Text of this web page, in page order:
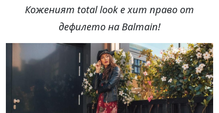
Коженият total lookе хит право от
дефилето на Balmain!